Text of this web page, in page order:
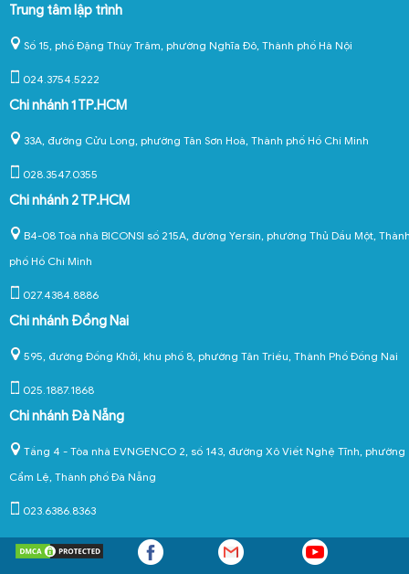
Trung tâm lập trình
Số 15, phố Đặng Thùy Trâm, phường Nghĩa Đô, Thành phố Hà Nội
024.3754.5222
Chi nhánh 1 TP.HCM
33A, đường Cửu Long, phường Tân Sơn Hoà, Thành phố Hồ Chí Minh
028.3547.0355
Chi nhánh 2 TP.HCM
B4-08 Toà nhà BICONSI số 215A, đường Yersin, phường Thủ Dầu Một,
phố Hồ Chí Minh
027.4384.8886
Chi nhánh Đồng Nai
595, đường Đồng Khởi, khu phố 8, phường Tân Triều, Thành Phố Đồng Nai
025.1887.1868
Chi nhánh Đà Nẵng
Tầng 4 - Tòa nhà EVNGENCO 2, số 143, đường Xô Viết Nghệ Tĩnh, phường
Cẩm Lệ, Thành phố Đà Nẵng
023.6386.8363